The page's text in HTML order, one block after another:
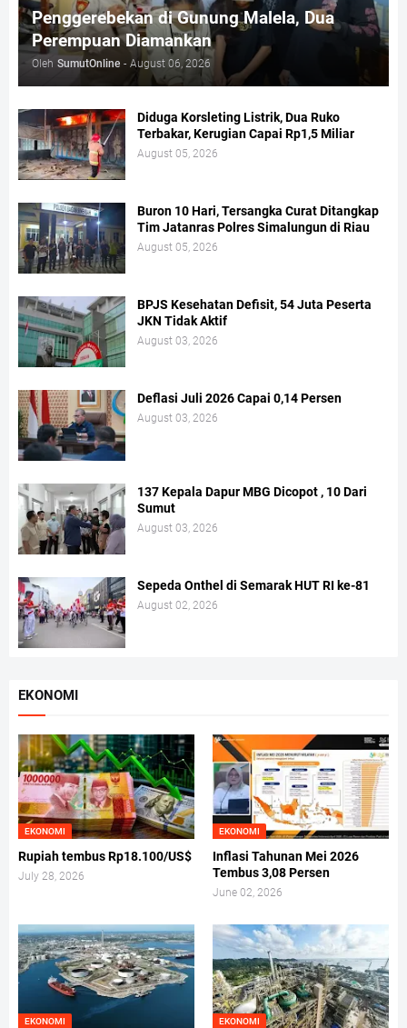
Penggerebekan di Gunung Malela, Dua
Perempuan Diamankan
Oleh SumutOnline - August 06, 2026
Diduga Korsleting Listrik, Dua Ruko
Terbakar, Kerugian Capai Rp1,5 Miliar
August 05, 2026
Buron 10 Hari, Tersangka Curat Ditangkap
Tim Jatanras Polres Simalungun di Riau
August 05, 2026
BPJS Kesehatan Defisit, 54 Juta Peserta
JKN Tidak Aktif
August 03, 2026
Deflasi Juli 2026 Capai 0,14 Persen
August 03, 2026
137 Kepala Dapur MBG Dicopot , 10 Dari
Sumut
August 03, 2026
Sepeda Onthel di Semarak HUT RI ke-81
August 02, 2026
EKONOMI
EKONOMI
Rupiah tembus Rp18.100/US$
July 28, 2026
EKONOMI
Inflasi Tahunan Mei 2026
Tembus 3,08 Persen
June 02, 2026
EKONOMI EKONOMI